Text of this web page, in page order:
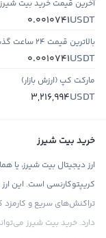
آخرین قیمت خرید بیت شیرز
USDT
0.0010741
بالاترین قیمت ۲۴ ساعت گذشته
USDT
0.0010741
مارکت کپ (ارزش بازار)
USDT
3,216,994
خرید بیت شیرز
کریپتوکارنسی است. این
تراکنش‌های سریع و کارمزد
دارد. خرید بیت شیرز